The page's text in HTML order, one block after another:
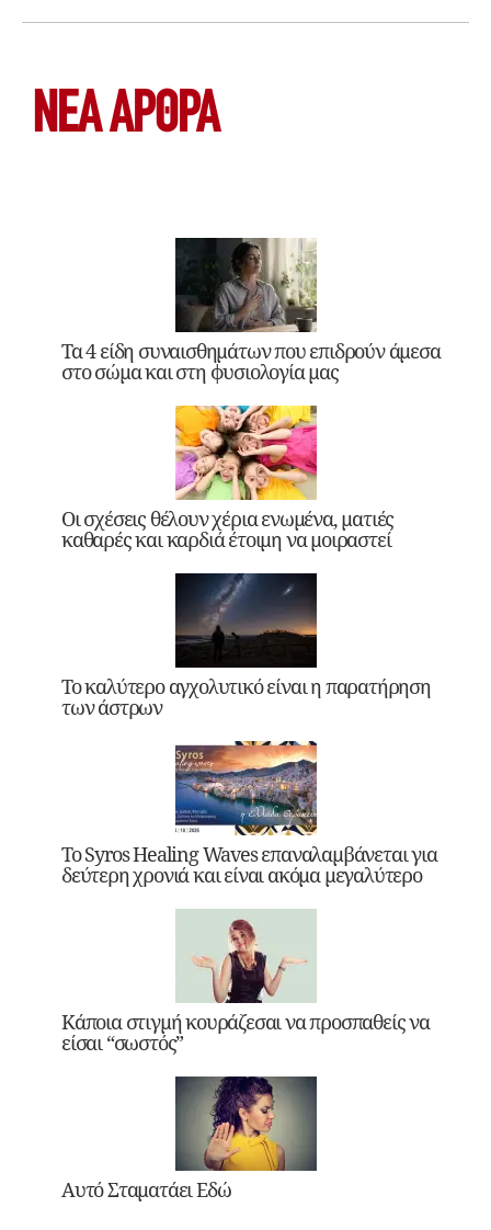
ΝΕΑ ΆΡΘΡΑ
Τα 4 είδη συναισθημάτων που επιδρούν άμεσα
στο σώμα και στη φυσιολογία μας
Οι σχέσεις θέλουν χέρια ενωμένα, ματιές
καθαρές και καρδιά έτοιμη να μοιραστεί
Το καλύτερο αγχολυτικό είναι η παρατήρηση
των άστρων
Το Syros Healing Waves επαναλαμβάνεται για
δεύτερη χρονιά και είναι ακόμα μεγαλύτερο
Κάποια στιγμή κουράζεσαι να προσπαθείς να
είσαι “σωστός”
Αυτό Σταματάει Εδώ